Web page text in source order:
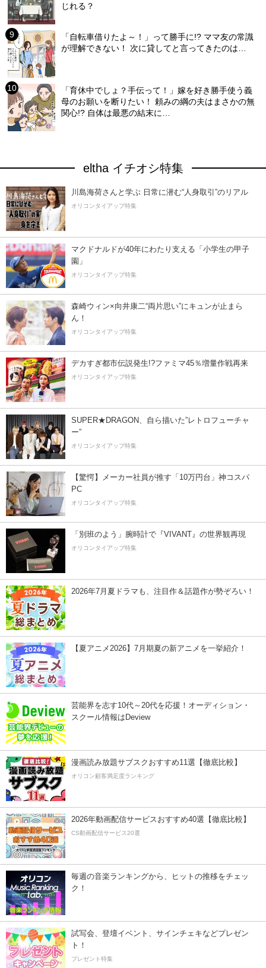
じれる？
「自転車借りたよ～！」って勝手に!? ママ友の常識
が理解できない！ 次に貸してと言ってきたのは…
「育休中でしょ？手伝って！」嫁を好き勝手使う義
母のお願いを断りたい！ 頼みの綱の夫はまさかの無
関心!? 自体は最悪の結末に…
eltha イチオシ特集
川島海荷さんと学ぶ 日常に潜む“人身取引”のリアル
オリコンタイアップ特集
マクドナルドが40年にわたり支える「小学生の甲子
園」
オリコンタイアップ特集
森崎ウィン×向井康二“両片思い”にキュンが止まら
ん！
オリコンタイアップ特集
デカすぎ都市伝説発生!?ファミマ45％増量作戦再来
オリコンタイアップ特集
SUPER★DRAGON、自ら描いた”レトロフューチャ
ー”
オリコンタイアップ特集
【驚愕】メーカー社員が推す「10万円台」神コスパ
PC
オリコンタイアップ特集
「別班のよう」腕時計で『VIVANT』の世界観再現
オリコンタイアップ特集
2026年7月夏ドラマも、注目作＆話題作が勢ぞろい！
【夏アニメ2026】7月期夏の新アニメを一挙紹介！
芸能界を志す10代～20代を応援！オーディション・
スクール情報はDeview
漫画読み放題サブスクおすすめ11選【徹底比較】
オリコン顧客満足度ランキング
2026年動画配信サービスおすすめ40選【徹底比較】
CS動画配信サービス20選
毎週の音楽ランキングから、ヒットの推移をチェッ
ク！
試写会、登壇イベント、サインチェキなどプレゼン
ト！
プレゼント特集